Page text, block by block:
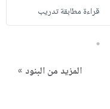
قراءة مطابقة تدريب
5
المزيد من البنود »